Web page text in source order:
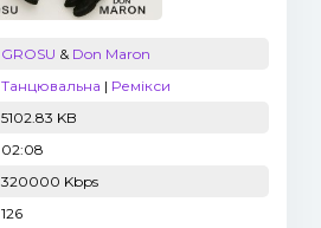
GROSU & Don Maron
Танцювальна | Ремікси
5102.83 KB
02:08
320000 Kbps
126